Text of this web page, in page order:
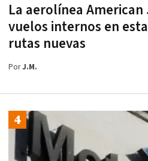
La aerolínea American
vuelos internos en
rutas nuevas
PorJ.M.